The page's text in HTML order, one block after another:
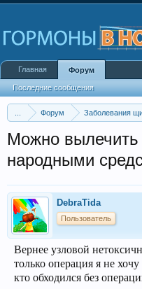
Форум Заболевания
Можно
народными
DebraTida
Пользователь
Вернее узловой
только операция я не
кто обходился без
Главная Форум
Последние сообщения